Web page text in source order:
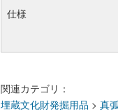
仕様
関連カテゴリ：
埋蔵文化財発掘用品 > 真